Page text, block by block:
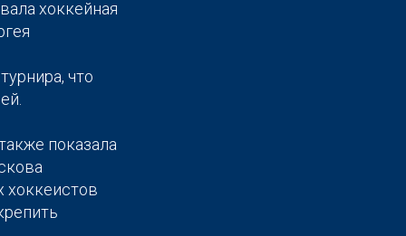
хоккейная
что
показала
хоккеистов